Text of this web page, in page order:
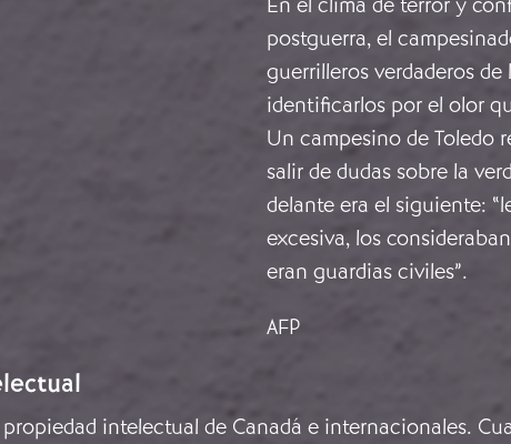
postguerra, el
guerrilleros verdaderos
identificarlos por el olor
Un campesino de Toledo
salir de dudas sobre la
delante era el siguiente:
excesiva, los
eran guardias civiles”.
AFP
intelectual de Canadá e internacionales.